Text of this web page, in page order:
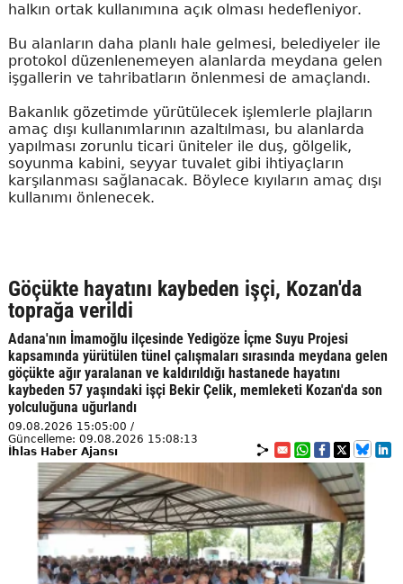
halkın ortak kullanımına açık olması hedefleniyor.
Bu alanların daha planlı hale gelmesi, belediyeler ile
protokol düzenlenemeyen alanlarda meydana gelen
işgallerin ve tahribatların önlenmesi de amaçlandı.
Bakanlık gözetimde yürütülecek işlemlerle plajların
amaç dışı kullanımlarının azaltılması, bu alanlarda
yapılması zorunlu ticari üniteler ile duş, gölgelik,
soyunma kabini, seyyar tuvalet gibi ihtiyaçların
karşılanması sağlanacak. Böylece kıyıların amaç dışı
kullanımı önlenecek.
Göçükte hayatını kaybeden işçi, Kozan'da
toprağa verildi
Adana'nın İmamoğlu ilçesinde Yedigöze İçme Suyu Projesi
kapsamında yürütülen tünel çalışmaları sırasında meydana gelen
göçükte ağır yaralanan ve kaldırıldığı hastanede hayatını
kaybeden 57 yaşındaki işçi Bekir Çelik, memleketi Kozan'da son
yolculuğuna uğurlandı
09.08.2026 15:05:00 /
Güncelleme: 09.08.2026 15:08:13
İhlas Haber Ajansı